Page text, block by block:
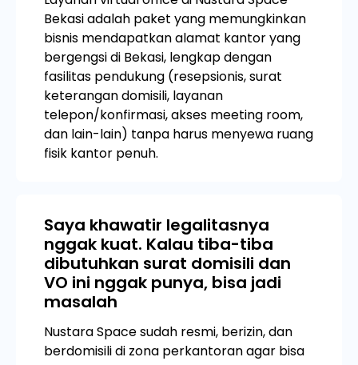
Bekasi adalah paket yang memungkinkan
bisnis mendapatkan alamat kantor yang
bergengsi di Bekasi, lengkap dengan
fasilitas pendukung (resepsionis, surat
keterangan domisili, layanan
telepon/konfirmasi, akses meeting room,
dan lain-lain) tanpa harus menyewa ruang
fisik kantor penuh.
Saya khawatir legalitasnya
nggak kuat. Kalau tiba-tiba
dibutuhkan surat domisili dan
VO ini nggak punya, bisa jadi
masalah
Nustara Space sudah resmi, berizin, dan
berdomisili di zona perkantoran agar bisa